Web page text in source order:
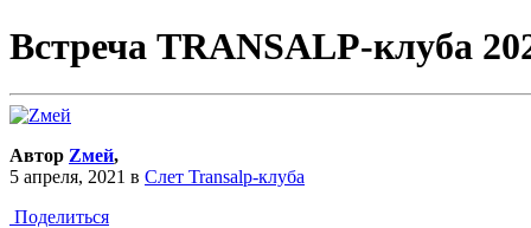
Встреча TRANSALP-клуба
Автор Zмей,
5 апреля, 2021 в Слет Transalp-клуба
Поделиться